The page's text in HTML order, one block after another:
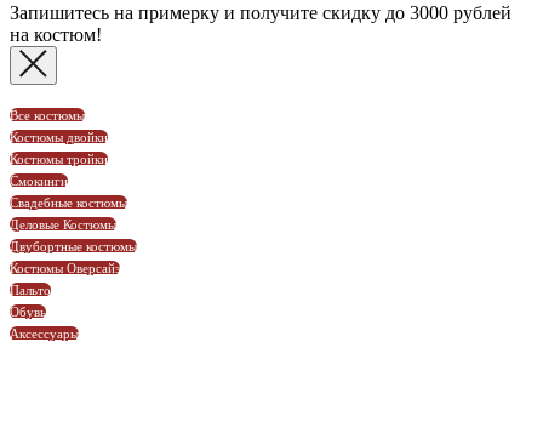
Запишитесь на примерку и получите скидку до 3000 рублей
на костюм!
Все костюмы
Костюмы двойки
Костюмы тройки
Смокинги
Свадебные костюмы
Деловые Костюмы
Двубортные костюмы
Костюмы Оверсайз
Пальто
Обувь
Аксессуары